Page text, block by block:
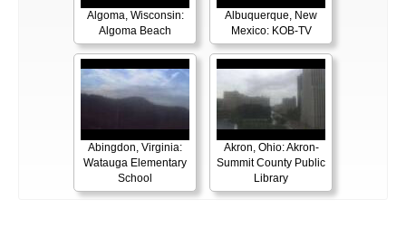
Algoma, Wisconsin:
Algoma Beach
Albuquerque, New
Mexico: KOB-TV
Abingdon, Virginia:
Watauga Elementary
School
Akron, Ohio: Akron-
Summit County Public
Library